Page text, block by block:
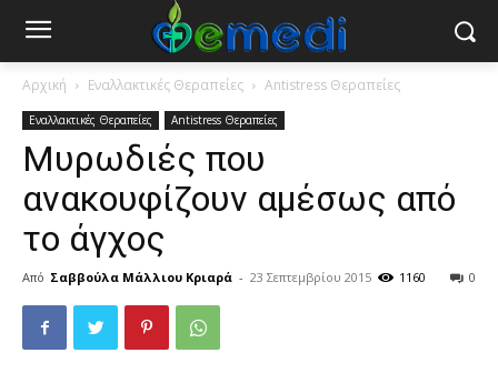
Αρχική Εναλλακτικές Θεραπείες Antistress Θεραπείες
Εναλλακτικές Θεραπείες Antistress Θεραπείες
Μυρωδιές που
ανακουφίζουν αμέσως από
το άγχος
Από Σαββούλα Μάλλιου Κριαρά - 23 Σεπτεμβρίου 2015 0
1160